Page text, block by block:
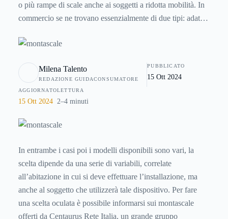
o più rampe di scale anche ai soggetti a ridotta mobilità. In
commercio se ne trovano essenzialmente di due tipi: adatti
perfetti per i disabili, grazie a una pedana che consente di
sta utilizzando.
Milena Talento
REDAZIONE GUIDACONSUMATORE
PUBBLICATO
15 Ott 2024
AGGIORNATO
15 Ott 2024
LETTURA
2–4 minuti
In entrambe i casi poi i modelli disponibili sono vari, la
scelta dipende da una serie di variabili, correlate
all’abitazione in cui si deve effettuare l’installazione, ma
anche al soggetto che utilizzerà tale dispositivo. Per fare
una scelta oculata è possibile informarsi sui montascale
offerti da Centaurus Rete Italia, un grande gruppo